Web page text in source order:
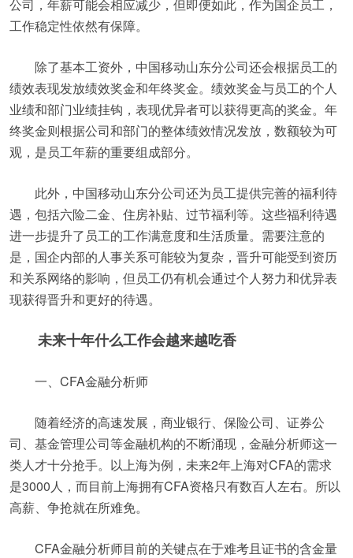
公司，年薪可能会相应减少，但即便如此，作为国企员工，
工作稳定性依然有保障。
除了基本工资外，中国移动山东分公司还会根据员工的
绩效表现发放绩效奖金和年终奖金。绩效奖金与员工的个人
业绩和部门业绩挂钩，表现优异者可以获得更高的奖金。年
终奖金则根据公司和部门的整体绩效情况发放，数额较为可
观，是员工年薪的重要组成部分。
此外，中国移动山东分公司还为员工提供完善的福利待
遇，包括六险二金、住房补贴、过节福利等。这些福利待遇
进一步提升了员工的工作满意度和生活质量。需要注意的
是，国企内部的人事关系可能较为复杂，晋升可能受到资历
和关系网络的影响，但员工仍有机会通过个人努力和优异表
现获得晋升和更好的待遇。
未来十年什么工作会越来越吃香
一、CFA金融分析师
随着经济的高速发展，商业银行、保险公司、证券公
司、基金管理公司等金融机构的不断涌现，金融分析师这一
类人才十分抢手。以上海为例，未来2年上海对CFA的需求
是3000人，而目前上海拥有CFA资格只有数百人左右。所以
高薪、争抢就在所难免。
CFA金融分析师目前的关键点在于难考且证书的含金量